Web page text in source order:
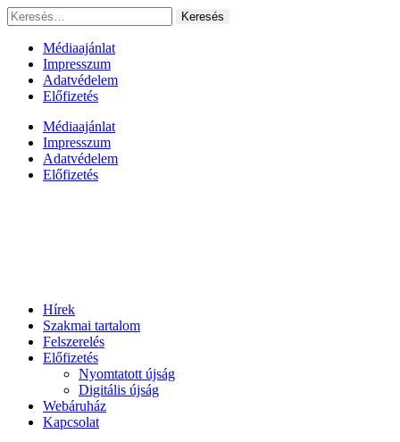
Ugrás
a
tartalomhoz
Keresés:
Médiaajánlat
Impresszum
Adatvédelem
Előfizetés
Médiaajánlat
Impresszum
Adatvédelem
Előfizetés
Hírek
Szakmai tartalom
Felszerelés
Előfizetés
Nyomtatott újság
Digitális újság
Webáruház
Kapcsolat